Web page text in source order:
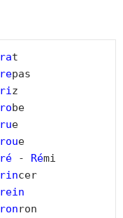
rat
repas
ri z
robe
rue
roue
ré - Rémi
rincer
rein
ronron